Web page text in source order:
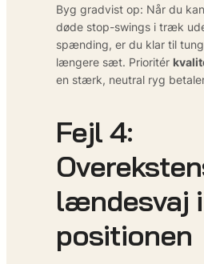
Byg gradvist op: Når du
døde stop-swings i træk
spænding, er du klar til
længere sæt. Prioritér
en stærk, neutral ryg
Fejl 4:
lændesvaj
positionen